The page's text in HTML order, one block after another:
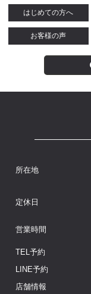
はじめての方へ
お客様の声
所在地
定休日
営業時間
TEL予約
LINE予約
店舗情報